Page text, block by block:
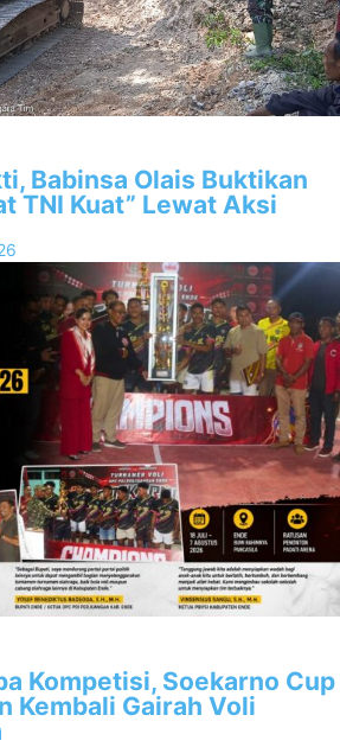
Babinsa Olais Buktikan
TNI Kuat” Lewat Aksi
Kompetisi, Soekarno Cup
Kembali Gairah Voli